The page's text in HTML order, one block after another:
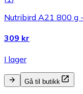
Nutribird A21 800 g
309 kr
I lager
Gå til butikk